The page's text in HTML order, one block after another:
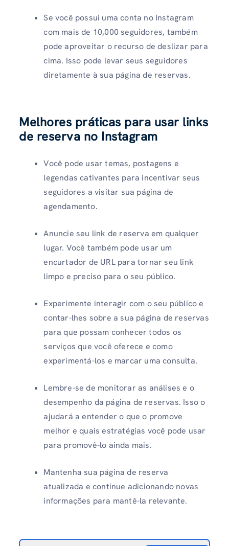
Se você possui uma conta no Instagram
com mais de 10,000 seguidores, também
pode aproveitar o recurso de deslizar para
cima. Isso pode levar seus seguidores
diretamente à sua página de reservas.
Melhores práticas para usar links
de reserva no Instagram
Você pode usar temas, postagens e
legendas cativantes para incentivar seus
seguidores a visitar sua página de
agendamento.
Anuncie seu link de reserva em qualquer
lugar. Você também pode usar um
encurtador de URL para tornar seu link
limpo e preciso para o seu público.
Experimente interagir com o seu público e
contar-lhes sobre a sua página de reservas
para que possam conhecer todos os
serviços que você oferece e como
experimentá-los e marcar uma consulta.
Lembre-se de monitorar as análises e o
desempenho da página de reservas. Isso o
ajudará a entender o que o promove
melhor e quais estratégias você pode usar
para promovê-lo ainda mais.
Mantenha sua página de reserva
atualizada e continue adicionando novas
informações para mantê-la relevante.